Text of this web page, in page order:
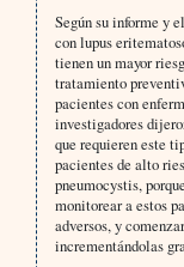
Según su informe y
con lupus
tienen un mayor
tratamiento
pacientes con
investigadores
que requieren este
pacientes de alto
pneumocystis,
monitorear a estos
adversos, y
incrementándolas